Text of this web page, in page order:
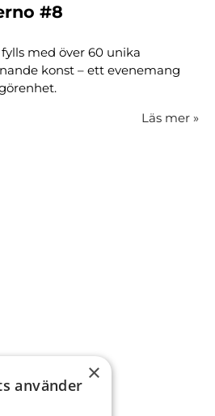
#8
med över 60 unika
konst – ett evenemang
Läs mer »
×
använder